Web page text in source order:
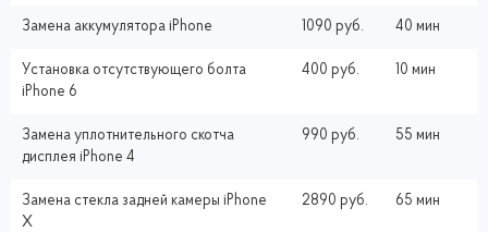
Замена аккумулятора iPhone 1090 руб. 40 мин
Установка отсутствующего болта
iPhone 6
400 руб. 10 мин
Замена уплотнительного скотча
дисплея iPhone 4
990 руб. 55 мин
Замена стекла задней камеры iPhone
X
2890 руб. 65 мин